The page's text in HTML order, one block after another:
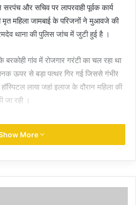
और सचिव पर लापरवाही पूर्वक कार्य
मृत महिला जामबाई के परिजनों ने मुआवजे की
थाना की पुलिस जांच में जुटी हुई है ।
बरकोही गांव में रोजगार गरंटी का चल रहा था
ऊपर से बड़ा पत्थर गिर गई जिससे गंभीर
लाया जहां इलाज के दौरान महिला की
जा रही ।
in employment guarantee
during work
More